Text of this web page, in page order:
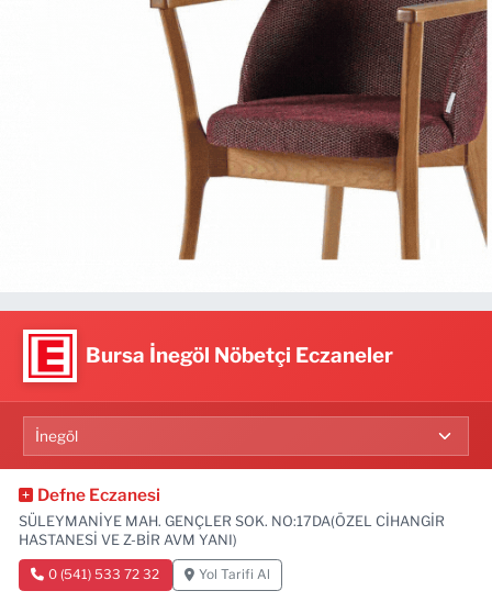
Bursa İnegöl Nöbetçi Eczaneler
Defne Eczanesi
SÜLEYMANİYE MAH. GENÇLER SOK. NO:17DA(ÖZEL CİHANGİR
HASTANESİ VE Z-BİR AVM YANI)
0 (541) 533 72 32 Yol Tarifi Al